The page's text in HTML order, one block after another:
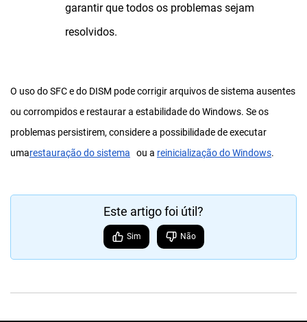
garantir que todos os problemas sejam
resolvidos.
O uso do SFC e do DISM pode corrigir arquivos de sistema ausentes
ou corrompidos e restaurar a estabilidade do Windows. Se os
problemas persistirem, considere a possibilidade de executar
umarestauração do sistema ou a reinicialização do Windows.
Este artigo foi útil?
Sim Não